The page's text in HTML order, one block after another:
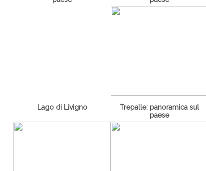
Lago di Livigno
Trepalle: panoramica sul
paese